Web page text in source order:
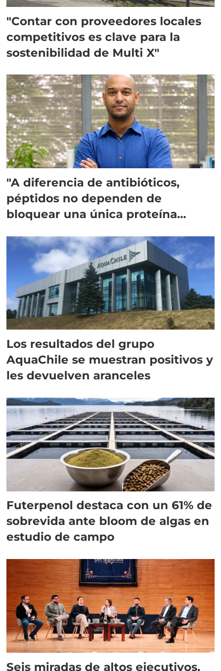
"Contar con proveedores locales
competitivos es clave para la
sostenibilidad de Multi X"
"A diferencia de antibióticos,
péptidos no dependen de
bloquear una única proteína
Los resultados del grupo
AquaChile se muestran positivos y
les devuelven aranceles
Futerpenol destaca con un 61% de
sobrevida ante bloom de algas en
estudio de campo
Seis miradas de altos ejecutivos,